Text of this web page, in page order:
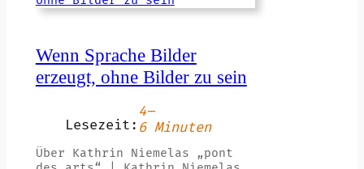
Wenn Sprache Bilder
erzeugt, ohne Bilder zu sein
Lesezeit:
4–
6 Minuten
Über Kathrin Niemelas „pont